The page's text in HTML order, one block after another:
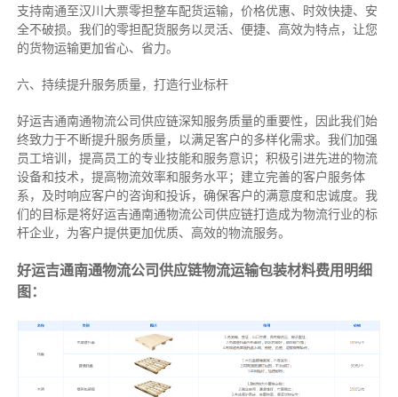
支持南通至汉川大票零担整车配货运输，价格优惠、时效快捷、安
全不破损。我们的零担配货服务以灵活、便捷、高效为特点，让您
的货物运输更加省心、省力。
六、持续提升服务质量，打造行业标杆
好运吉通南通物流公司供应链深知服务质量的重要性，因此我们始
终致力于不断提升服务质量，以满足客户的多样化需求。我们加强
员工培训，提高员工的专业技能和服务意识；积极引进先进的物流
设备和技术，提高物流效率和服务水平；建立完善的客户服务体
系，及时响应客户的咨询和投诉，确保客户的满意度和忠诚度。我
们的目标是将好运吉通南通物流公司供应链打造成为物流行业的标
杆企业，为客户提供更加优质、高效的物流服务。
好运吉通南通物流公司供应链物流运输包装材料费用明细
图：